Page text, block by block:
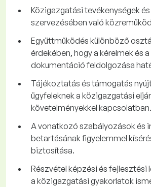
Közigazgatási tevékenységek
szervezésében való
Együttműködés különböző
érdekében, hogy a kérelmek és a
dokumentáció feldolgozása
Tájékoztatás és támogatás
ügyfeleknek a közigazgatási
követelményekkel kapcsolatban.
A vonatkozó szabályozások és
betartásának figyelemmel
biztosítása.
Részvétel képzési és fejlesztési
a közigazgatási gyakorlatok